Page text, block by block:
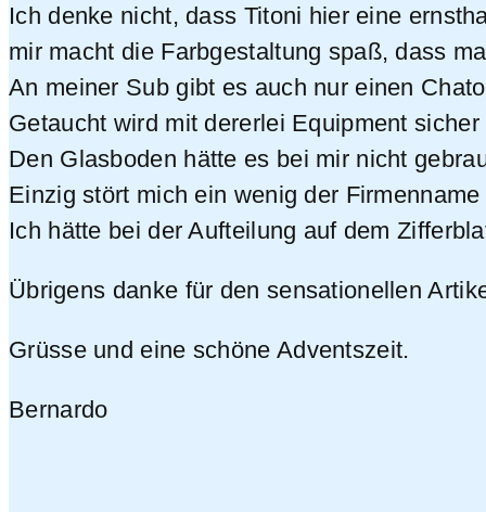
Ich denke nicht, dass Titoni hier eine
mir macht die Farbgestaltung spaß, dass
An meiner Sub gibt es auch nur einen
Getaucht wird mit dererlei Equipment sicher
Den Glasboden hätte es bei mir nicht
Einzig stört mich ein wenig der
Ich hätte bei der Aufteilung auf dem
Übrigens danke für den sensationellen
Grüsse und eine schöne Adventszeit.
Bernardo